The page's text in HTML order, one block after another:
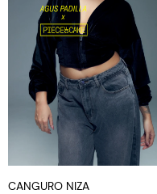
CANGURO NIZA